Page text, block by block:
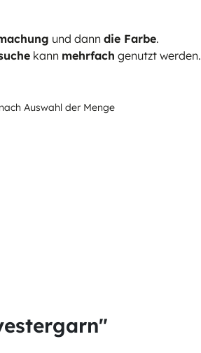
und dann die Farbe.
kann mehrfach genutzt werden.
Auswahl der Menge